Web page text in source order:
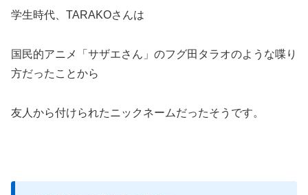
学生時代、TARAKOさんは
国民的アニメ「サザエさん」のフグ田タラオのような喋り
方だったことから
友人から付けられたニックネームだったそうです。